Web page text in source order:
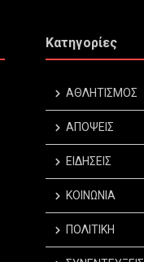
Κατηγορίες
ΑΘΛΗΤΙΣΜΟΣ
ΑΠΟΨΕΙΣ
ΕΙΔΗΣΕΙΣ
ΚΟΙΝΩΝΙΑ
ΠΟΛΙΤΙΚΗ